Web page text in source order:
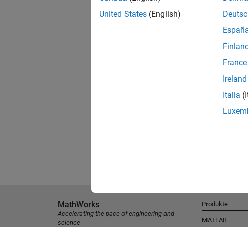
United States (English)
Finland
France
Ireland
Italia
MathWorks
Accelerating the pace of engineering and
science
Produkte
MATLAB